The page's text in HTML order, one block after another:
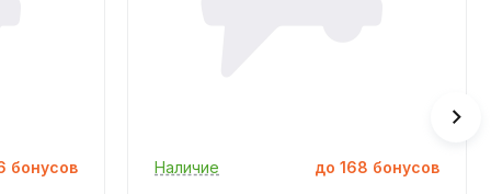
бонусов Наличие до 168 бонусов